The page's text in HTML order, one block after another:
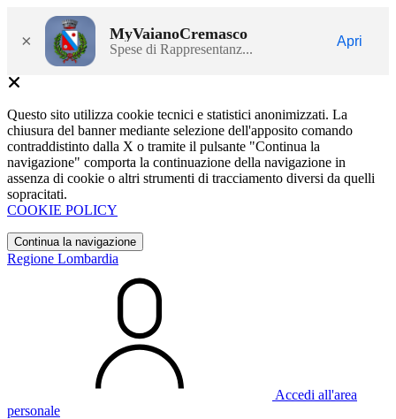
× MyVaianoCremasco
Spese di Rappresentanz...
Apri
Questo sito utilizza cookie tecnici e statistici anonimizzati. La
chiusura del banner mediante selezione dell'apposito comando
contraddistinto dalla X o tramite il pulsante "Continua la
navigazione" comporta la continuazione della navigazione in
assenza di cookie o altri strumenti di tracciamento diversi da quelli
sopracitati.
COOKIE POLICY
Continua la navigazione
Regione Lombardia
Accedi all'area
personale